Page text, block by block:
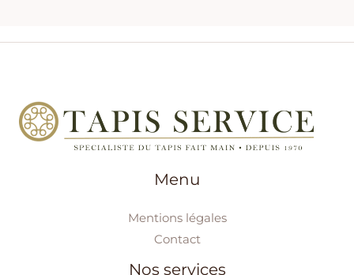
Menu
Mentions légales
Contact
Nos services